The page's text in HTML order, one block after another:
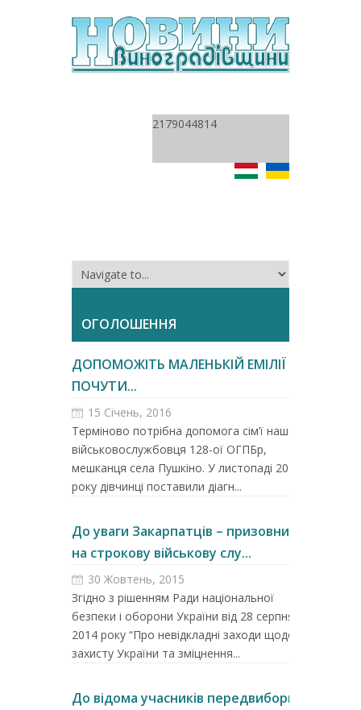
2179044814
ОГОЛОШЕННЯ
ДОПОМОЖІТЬ МАЛЕНЬКІЙ ЕМІЛІЇ
ПОЧУТИ...
15 Січень, 2016
Терміново потрібна допомога сім’ї нашого
військовослужбовця 128-ої ОГПБр,
мешканця села Пушкіно. У листопаді 2015
року дівчинці поставили діагн...
До уваги Закарпатців – призовників
на строкову військову слу...
30 Жовтень, 2015
Згідно з рішенням Ради національної
безпеки і оборони України від 28 серпня
2014 року “Про невідкладні заходи щодо
захисту України та зміцнення...
До відома учасників передвиборної